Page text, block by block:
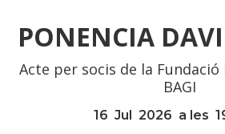
PONENCIA
Acte per socis de la
BAGI
16 Jul 2026 a les